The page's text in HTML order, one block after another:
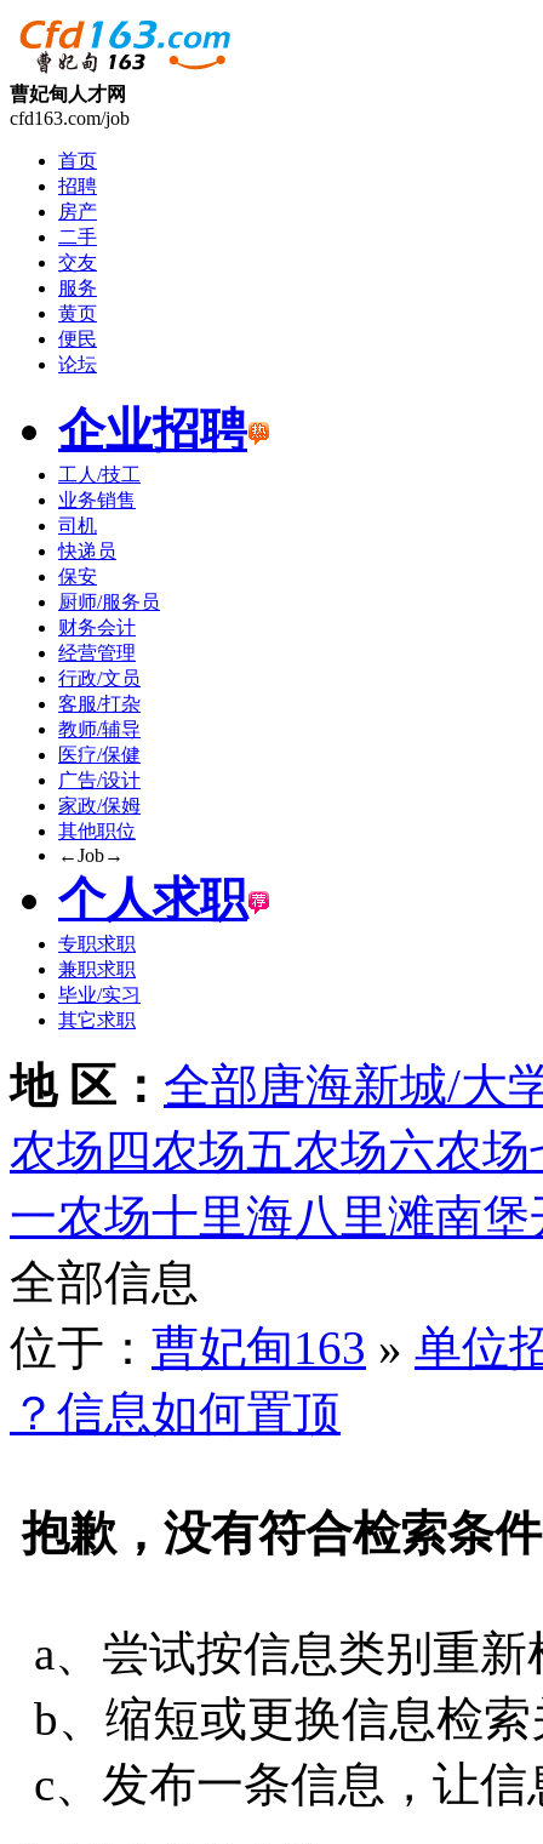
曹妃甸人才网
cfd163.com/job
首页
招聘
房产
二手
交友
服务
黄页
便民
论坛
企业招聘
工人/技工
业务销售
司机
快递员
保安
厨师/服务员
财务会计
经营管理
行政/文员
客服/打杂
教师/辅导
医疗/保健
广告/设计
家政/保姆
其他职位
←Job→
个人求职
专职求职
兼职求职
毕业/实习
其它求职
地 区： 全部唐海新城/大
农场 四农场五农场六农场
一农场十里海八里滩南堡
全部信息
位于： 曹妃甸163 » 单位
？信息如何置顶
抱歉，没有符合检索条
a、尝试按信息类别重
b、缩短或更换信息检
c、发布一条信息，让